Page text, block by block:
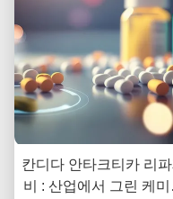
칸디다 안타크티카 리파
비 : 산업에서 그린 케미